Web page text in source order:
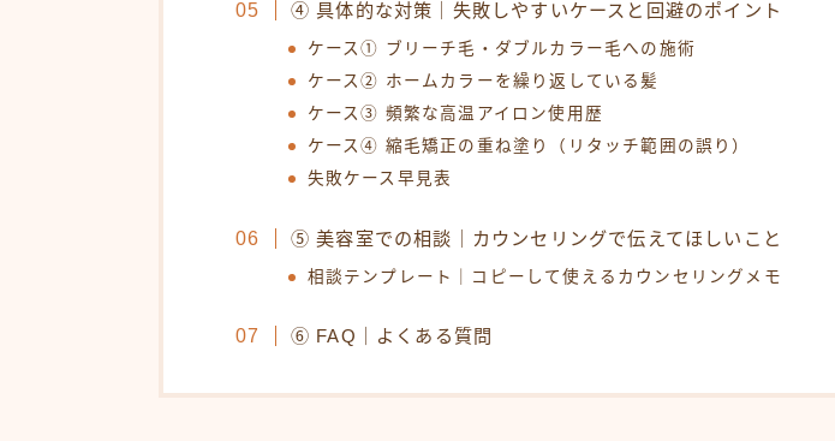
オンラインショップ
AFLOAT 公式ショップ
④ 具体的な対策｜失敗しやすいケースと回避のポイント
ケース① ブリーチ毛・ダブルカラー毛への施術
ケース② ホームカラーを繰り返している髪
ケース③ 頻繁な高温アイロン使用歴
ケース④ 縮毛矯正の重ね塗り（リタッチ範囲の誤り）
失敗ケース早見表
⑤ 美容室での相談｜カウンセリングで伝えてほしいこと
相談テンプレート｜コピーして使えるカウンセリングメモ
⑥ FAQ｜よくある質問